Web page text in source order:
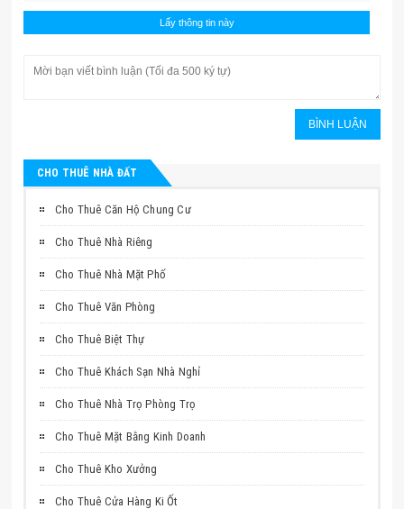
Cho Thuê Căn Hộ Chung Cư
Cho Thuê Nhà Riêng
Cho Thuê Nhà Mặt Phố
Cho Thuê Văn Phòng
Cho Thuê Biệt Thự
Cho Thuê Khách Sạn Nhà Nghỉ
Cho Thuê Nhà Trọ Phòng Trọ
Cho Thuê Mặt Bằng Kinh Doanh
Cho Thuê Kho Xưởng